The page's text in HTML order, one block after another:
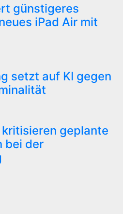
günstigeres
iPad Air mit
setzt auf KI gegen
geplante
bei der